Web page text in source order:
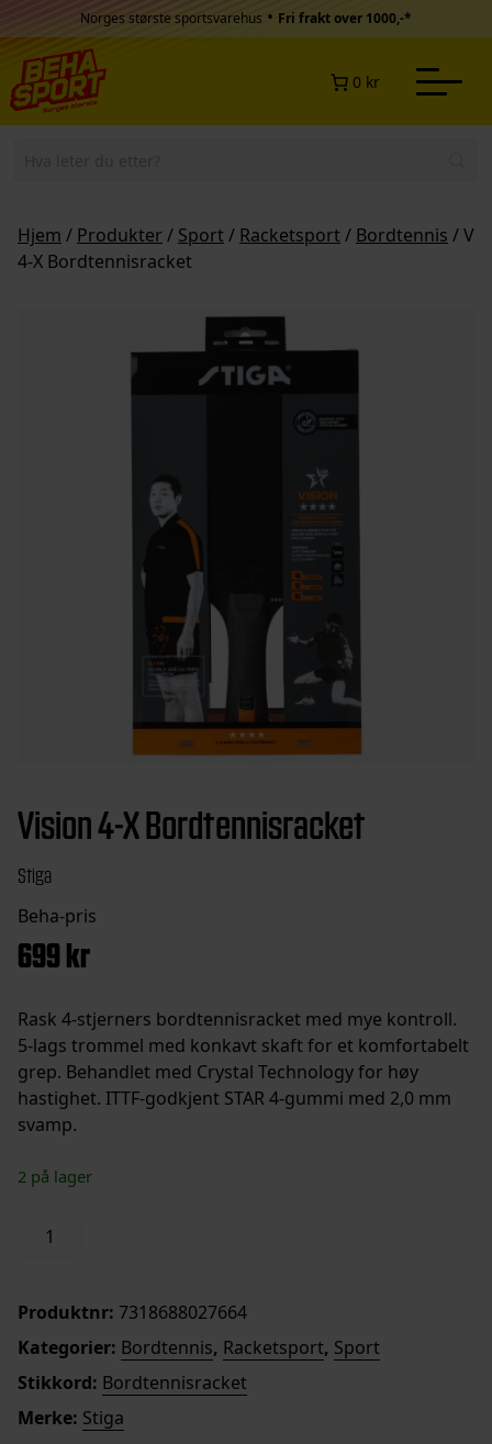
Hopp til innholdNorges største sportsvarehus • Fri frakt over 1000,-*
0 kr
Hjem / Produkter / Sport / Racketsport / Bordtennis /
4-X Bordtennisracket
Vision 4-X Bordtennisracket
Stiga
699kr
Rask 4-stjerners bordtennisracket med mye kontroll.
5-lags trommel med konkavt skaft for et komfortabelt
grep. Behandlet med Crystal Technology for høy
hastighet. ITTF-godkjent STAR 4-gummi med 2,0 mm
svamp.
2 på lager
Vision
Bordtennisracket
Produktnr: 7318688027664
Kategorier: Bordtennis, Racketsport, Sport
Stikkord: Bordtennisracket
Merke: Stiga